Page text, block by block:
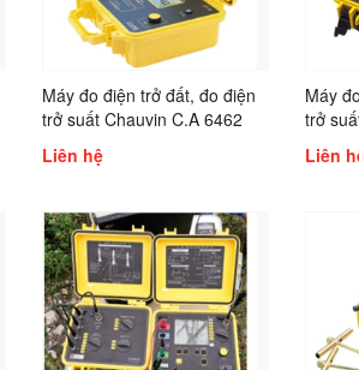
Máy đo điện trở đất, đo điện
trở suất Chauvin C.A 6462
Liên hệ
Máy
trở
TERCA
Liên